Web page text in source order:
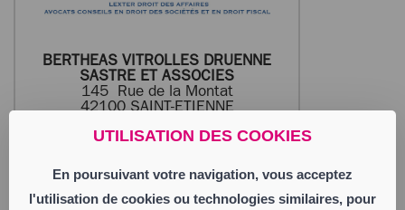
UTILISATION DES COOKIES
En poursuivant votre navigation, vous acceptez
l'utilisation de cookies ou technologies similaires, pour
BERTHEAS VITROLLES DRUENNE
SASTRE ET ASSOCIES
145 Rue de la Montat
42100 SAINT-ETIENNE
SOCIAL